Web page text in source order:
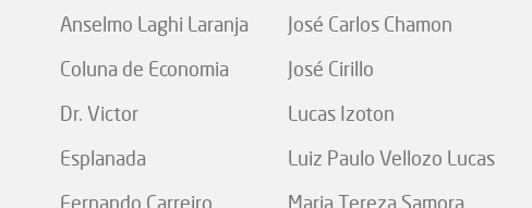
Anselmo Laghi Laranja
Coluna de Economia
Dr. Victor
Esplanada
Fernando Carreiro
José Carlos Chamon
José Cirillo
Lucas Izoton
Luiz Paulo Vellozo Lucas
Maria Tereza Samora